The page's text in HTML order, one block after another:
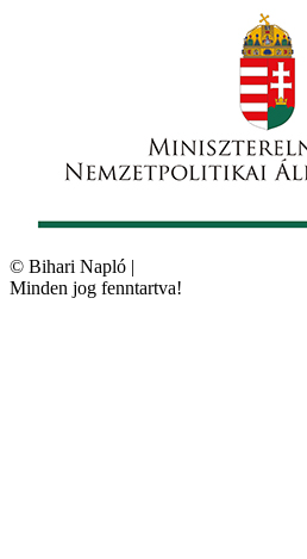
© Bihari Napló |
Minden jog fenntartva!